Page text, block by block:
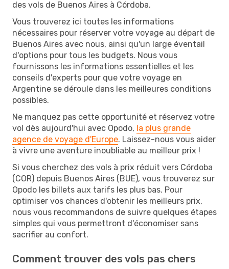
des vols de Buenos Aires à Córdoba.
Vous trouverez ici toutes les informations
nécessaires pour réserver votre voyage au départ de
Buenos Aires avec nous, ainsi qu'un large éventail
d'options pour tous les budgets. Nous vous
fournissons les informations essentielles et les
conseils d'experts pour que votre voyage en
Argentine se déroule dans les meilleures conditions
possibles.
Ne manquez pas cette opportunité et réservez votre
vol dès aujourd'hui avec Opodo, la plus grande
agence de voyage d'Europe. Laissez-nous vous aider
à vivre une aventure inoubliable au meilleur prix !
Si vous cherchez des vols à prix réduit vers Córdoba
(COR) depuis Buenos Aires (BUE), vous trouverez sur
Opodo les billets aux tarifs les plus bas. Pour
optimiser vos chances d'obtenir les meilleurs prix,
nous vous recommandons de suivre quelques étapes
simples qui vous permettront d'économiser sans
sacrifier au confort.
Comment trouver des vols pas chers